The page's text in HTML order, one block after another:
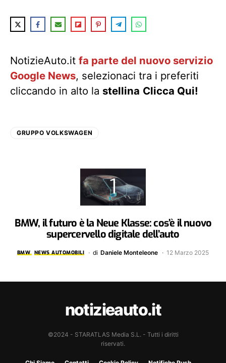
NotizieAuto.it fa parte del nuovo servizio
Google News, selezionaci tra i preferiti
cliccando in alto la stellina Clicca Qui!
GRUPPO VOLKSWAGEN
BMW, il futuro è la Neue Klasse: cos’è il nuovo
supercervello digitale dell’auto
BMW NEWS AUTOMOBILI di Daniele Monteleone 12 Marzo 2025
notizieauto.it
©2024 - STARATLAS Media S.L. - Tutti i diritti
riservati.